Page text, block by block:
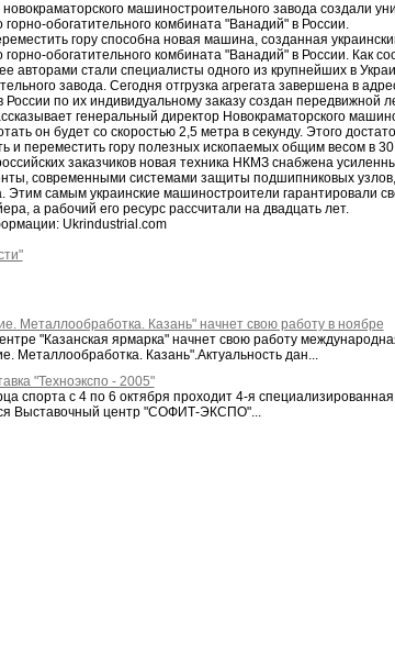
машиностроительного завода создали
горно-обогатительного комбината "Ванадий" в России.
гору способна новая машина, созданная
горно-обогатительного комбината "Ванадий" в России. Как
авторами стали специалисты одного из крупнейших в
завода. Сегодня отгрузка агрегата завершена в
России по их индивидуальному заказу создан передвижной
генеральный директор Новокраматорского
он будет со скоростью 2,5 метра в секунду. Этого
и переместить гору полезных ископаемых общим весом в
заказчиков новая техника НКМЗ снабжена
современными системами защиты подшипниковых
Этим самым украинские машиностроители гарантировали
а рабочий его ресурс рассчитали на двадцать лет.
Ukrindustrial.com
Металлообработка. Казань" начнет свою работу в ноябре
"Казанская ярмарка" начнет свою работу
Металлообработка. Казань".Актуальность дан...
"Техноэкспо - 2005"
спорта с 4 по 6 октября проходит 4-я специализированная
Выставочный центр "СОФИТ-ЭКСПО"...